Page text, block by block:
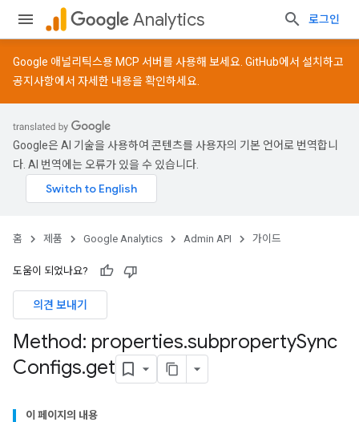
Analytics 로그인
Google 애널리틱스용 MCP 서버를 사용해 보세요. GitHub에서 설치하고
공지사항에서 자세한 내용을 확인하세요.
Google은 AI 기술을 사용하여 콘텐츠를 사용자의 기본 언어로 번역합니
다. AI 번역에는 오류가 있을 수 있습니다.
홈 제품 Google Analytics Admin API 가이드
도움이 되었나요?
의견 보내기
Method: properties.subpropertySync
Configs.get
이 페이지의 내용